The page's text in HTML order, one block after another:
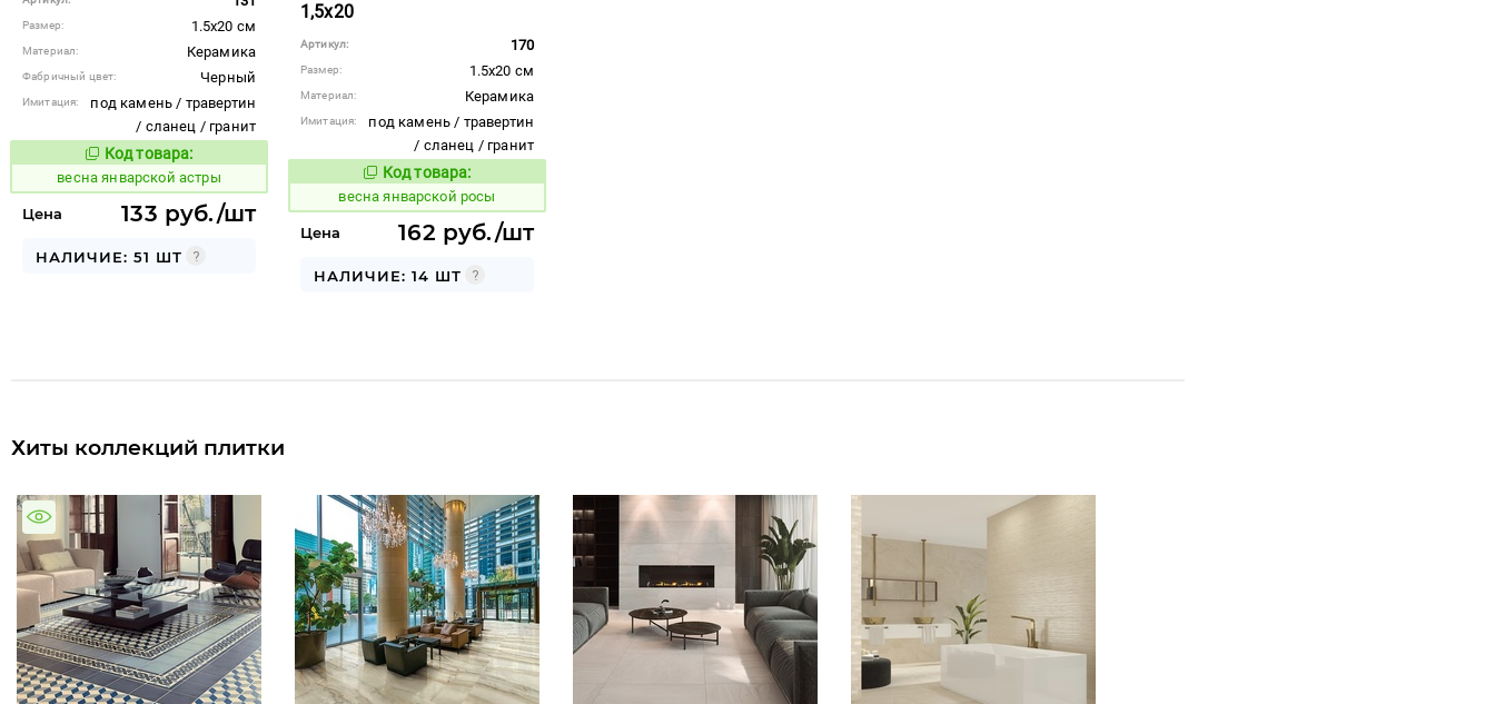
Размер: 1.5x20 см
Материал: Керамика
Фабричный цвет: Черный
Имитация:
под камень / травертин
/ сланец / гранит
Код товара:
109081 Код товара:
весна январской астры
Цена 133 руб./шт
НАЛИЧИЕ: 51 ШТ
1,5x20
Артикул: 170
Размер: 1.5x20 см
Материал: Керамика
Имитация:
под камень / травертин
/ сланец / гранит
Код товара:
109082 Код товара:
весна январской росы
Цена 162 руб./шт
НАЛИЧИЕ: 14 ШТ
Хиты коллекций плитки